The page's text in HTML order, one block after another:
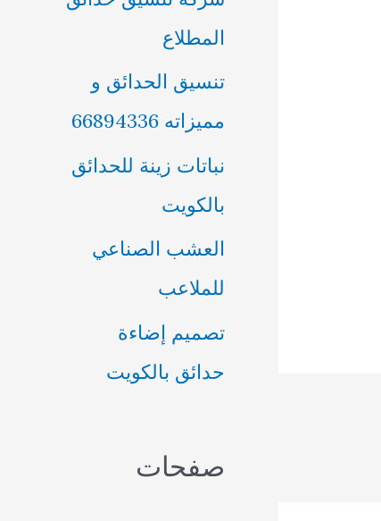
ن
:
المطلاع
تنسيق الحدائق و
مميزاته 66894336
نباتات زينة للحدائق
بالكويت
العشب الصناعي
للملاعب
تصميم إضاءة
حدائق بالكويت
صفحات